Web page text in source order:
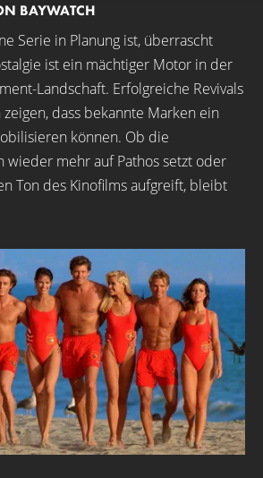
BAYWATCH
Serie in Planung ist, überrascht
ist ein mächtiger Motor in der
Landschaft. Erfolgreiche Revivals
dass bekannte Marken ein
können. Ob die
wieder mehr auf Pathos setzt oder
Ton des Kinofilms aufgreift, bleibt